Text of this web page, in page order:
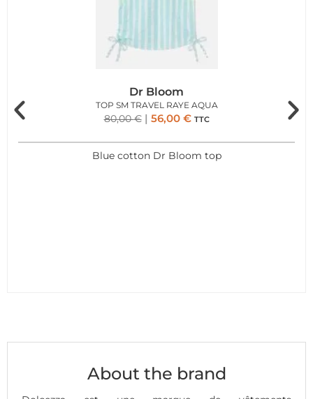
Dr Bloom
TOP SM TRAVEL RAYE AQUA
80,00€ 56,00 € TTC
Blue cotton Dr Bloom top
About the brand